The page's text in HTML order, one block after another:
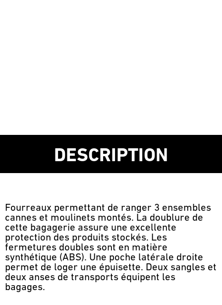
DESCRIPTION
Fourreaux permettant de ranger 3 ensembles
cannes et moulinets montés. La doublure de
cette bagagerie assure une excellente
protection des produits stockés. Les
fermetures doubles sont en matière
synthétique (ABS). Une poche latérale droite
permet de loger une épuisette. Deux sangles et
deux anses de transports équipent les
bagages.